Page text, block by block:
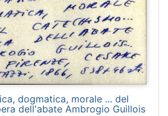
dogmatica, morale ... del
dell'abate Ambrogio Guillois